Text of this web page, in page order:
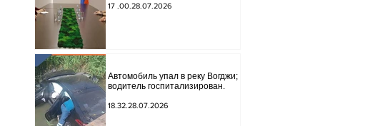
стратегического партнерства.
17 .00.28.07.2026
Автомобиль упал в реку Вогджи;
водитель госпитализирован.
18.32.28.07.2026